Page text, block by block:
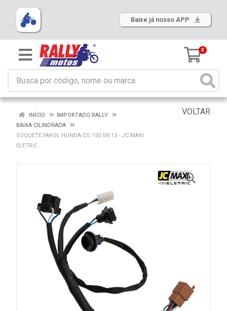
Baixe já nosso APP
0
VOLTAR
INÍCIO
IMPORTADO RALLY
BAIXA CILINDRADA
SOQUETE FAROL HONDA CG 150 09/13 - JC MAXI
ELETRIC